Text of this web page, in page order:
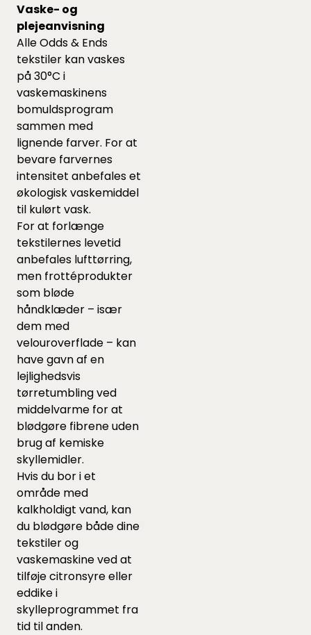
Vaske- og
plejeanvisning
Alle Odds & Ends
tekstiler kan vaskes
på 30°C i
vaskemaskinens
bomuldsprogram
sammen med
lignende farver. For at
bevare farvernes
intensitet anbefales et
økologisk vaskemiddel
til kulørt vask.
For at forlænge
tekstilernes levetid
anbefales lufttørring,
men frottéprodukter
som bløde
håndklæder – især
dem med
velouroverflade – kan
have gavn af en
lejlighedsvis
tørretumbling ved
middelvarme for at
blødgøre fibrene uden
brug af kemiske
skyllemidler.
Hvis du bor i et
område med
kalkholdigt vand, kan
du blødgøre både dine
tekstiler og
vaskemaskine ved at
tilføje citronsyre eller
eddike i
skylleprogrammet fra
tid til anden.